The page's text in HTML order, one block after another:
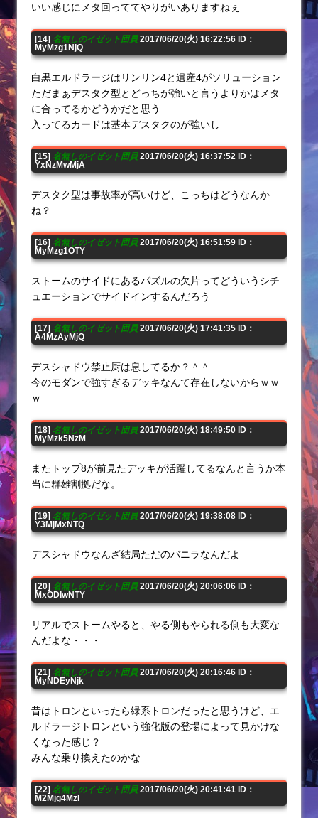
いい感じにメタ回っててやりがいありますねぇ
[14] 名無しのイゼット団員2017/06/20(火) 16:22:56 ID：
MyMzg1NjQ
白黒エルドラージはリンリン4と遺産4がソリューション
ただまぁデスタク型とどっちが強いと言うよりかはメタ
に合ってるかどうかだと思う
入ってるカードは基本デスタクのが強いし
[15] 名無しのイゼット団員2017/06/20(火) 16:37:52 ID：
YxNzMwMjA
デスタク型は事故率が高いけど、こっちはどうなんか
ね？
[16] 名無しのイゼット団員2017/06/20(火) 16:51:59 ID：
MyMzg1OTY
ストームのサイドにあるパズルの欠片ってどういうシチ
ュエーションでサイドインするんだろう
[17] 名無しのイゼット団員2017/06/20(火) 17:41:35 ID：
A4MzAyMjQ
デスシャドウ禁止厨は息してるか？＾＾
今のモダンで強すぎるデッキなんて存在しないからｗｗ
ｗ
[18] 名無しのイゼット団員2017/06/20(火) 18:49:50 ID：
MyMzk5NzM
またトップ8が前見たデッキが活躍してるなんと言うか本
当に群雄割拠だな。
[19] 名無しのイゼット団員2017/06/20(火) 19:38:08 ID：
Y3MjMxNTQ
デスシャドウなんざ結局ただのバニラなんだよ
[20] 名無しのイゼット団員2017/06/20(火) 20:06:06 ID：
MxODIwNTY
リアルでストームやると、やる側もやられる側も大変な
んだよな・・・
[21] 名無しのイゼット団員2017/06/20(火) 20:16:46 ID：
MyNDEyNjk
昔はトロンといったら緑系トロンだったと思うけど、エ
ルドラージトロンという強化版の登場によって見かけな
くなった感じ？
みんな乗り換えたのかな
[22] 名無しのイゼット団員2017/06/20(火) 20:41:41 ID：
M2Mjg4MzI